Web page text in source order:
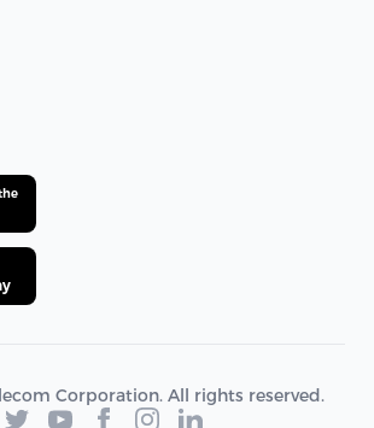
Corporation. All rights reserved.